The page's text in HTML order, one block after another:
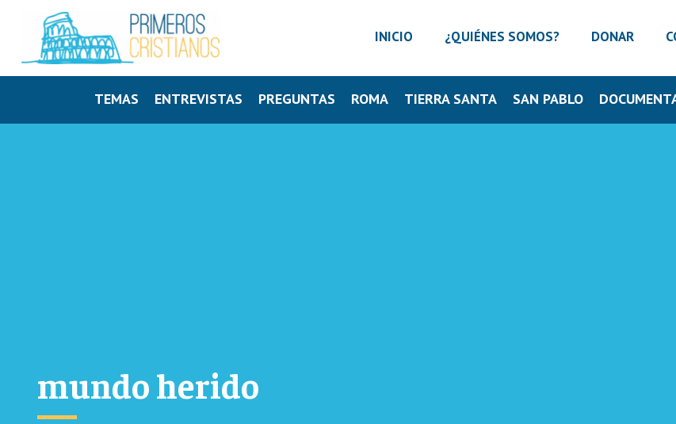
INICIO ¿QUIÉNES SOMOS? DONAR
TEMAS ENTREVISTAS PREGUNTAS ROMA TIERRA SANTA SAN PABLO
mundo herido